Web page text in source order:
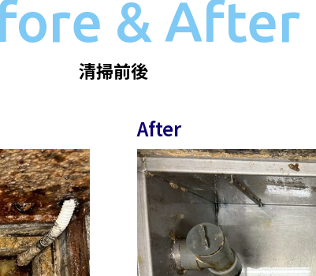
& After
清掃前後
After